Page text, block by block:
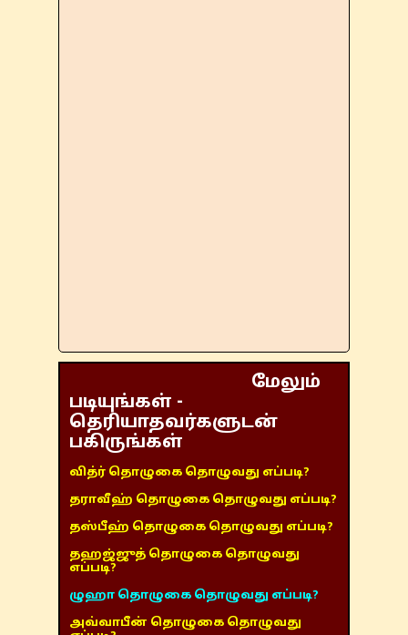
மேலும்
படியுங்கள் -
தெரியாதவர்களுடன்
பகிருங்கள்
வித்ர் தொழுகை தொழுவது எப்படி?
தராவீஹ் தொழுகை தொழுவது எப்படி?
தஸ்பீஹ் தொழுகை தொழுவது எப்படி?
தஹஜ்ஜுத் தொழுகை தொழுவது
எப்படி?
ழுஹா தொழுகை தொழுவது எப்படி?
அவ்வாபீன் தொழுகை தொழுவது